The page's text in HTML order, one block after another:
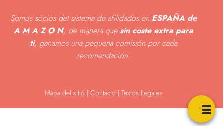
Somos socios del sistema de afilidados en ESPAÑA de
A M A Z O N, de manera que sin coste extra para
ti, ganamos una pequeña comisión por cada
recomendación.
Mapa del sitio | Contacto | Textos Legales